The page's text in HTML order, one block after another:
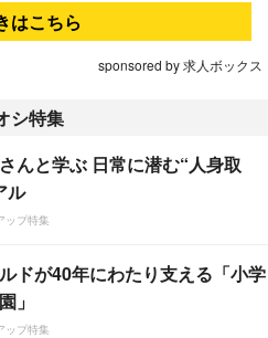
はこちら
sponsored by 求人ボックス
シ特集
んと学ぶ 日常に潜む“人身取
ル
ップ特集
ドが40年にわたり支える「小学
」
ップ特集